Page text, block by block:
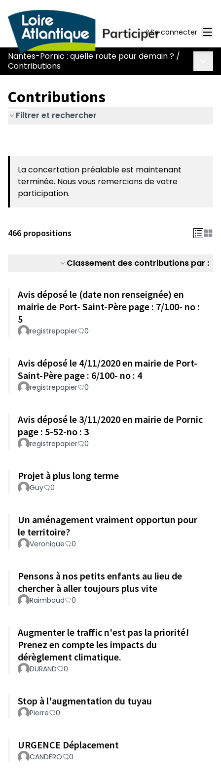
Se connecter
Nantes-Pornic : quelle route pour demain ? /
Contributions
Contributions
Filtrer et rechercher
La concertation préalable est maintenant
terminée. Nous vous remercions de votre
participation.
466 propositions
Classement des contributions par :
Avis déposé le (date non renseignée) en
mairie de Port- Saint-Père page : 7/100- no :
5
registrepapier 0
Avis déposé le 4/11/2020 en mairie de Port-
Saint-Père page : 6/100- no : 4
registrepapier 0
Avis déposé le 3/11/2020 en mairie de Pornic
page : 5-52-no : 3
registrepapier 0
Projet à plus long terme
Guy 0
Un aménagement vraiment opportun pour
le territoire?
Veronique 0
Pensons à nos petits enfants au lieu de
chercher à aller toujours plus vite
Raimbaud 0
Augmenter le traffic n'est pas la priorité!
Prenez en compte les impacts du
dérèglement climatique.
DURAND 0
Stop à l'augmentation du tuyau
Pierre 0
URGENCE Déplacement
CANDERO 0